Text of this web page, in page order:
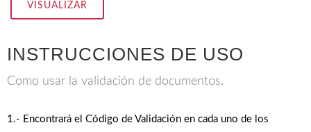
VISUALIZAR
INSTRUCCIONES DE USO
Como usar la validación de documentos.
1.- Encontrará el Código de Validación en cada uno de los